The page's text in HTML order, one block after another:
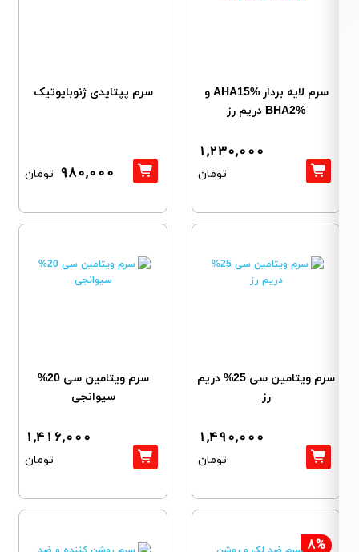
سرم لایه بردار AHA15% و
BHA2% دریم رز
1,230,000
تومان
سرم پپتایدی ژنوبایوتیک
980,000 تومان
سرم ویتامین سی 25% دریم
1,490,000
تومان
سرم ویتامین سی 20%
سیوانجی
1,416,000
تومان
8%